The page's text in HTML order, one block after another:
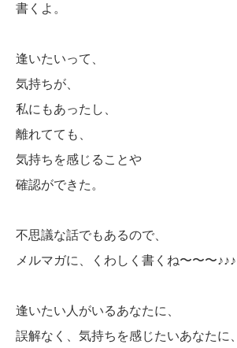
書くよ。
逢いたいって、
気持ちが、
私にもあったし、
離れてても、
気持ちを感じることや
確認ができた。
不思議な話でもあるので、
メルマガに、くわしく書くね〜〜〜♪♪♪
逢いたい人がいるあなたに、
誤解なく、気持ちを感じたいあなたに、